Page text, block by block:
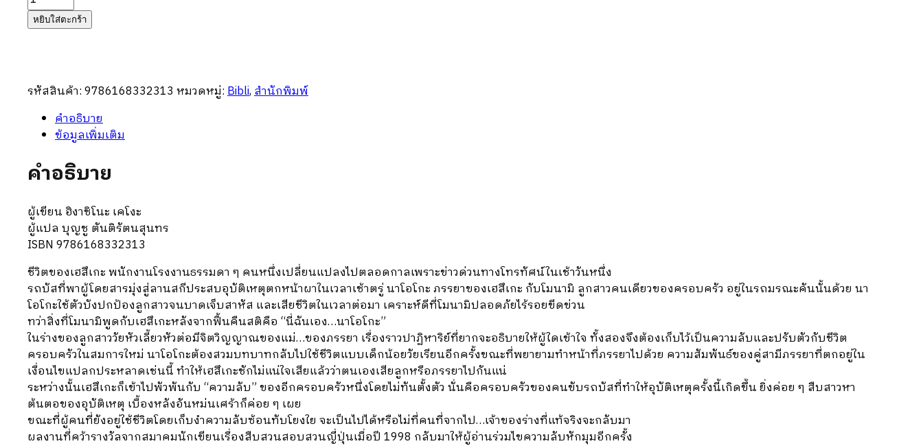
ความ
ลับ
บลิ)
ชิ้น
หยิบใส่ตะกร้า
รหัสสินค้า:9786168332313 หมวดหมู่:Bibli,สำนักพิมพ์
คำอธิบาย
ข้อมูลเพิ่มเติม
คำอธิบาย
ผู้เขียน ฮิงาชิโนะ เคโงะ
ผู้แปล บุญชู ตันติรัตนสุนทร
ISBN 9786168332313
ชีวิตของเฮสึเกะ พนักงานโรงงานธรรมดา ๆ คนหนึ่งเปลี่ยนแปลงไปตลอดกาลเพราะข่าวด่วนทางโทรทัศน์ในเช้าวันหนึ่ง
รถบัสที่พาผู้โดยสารมุ่งสู่ลานสกีประสบอุบัติเหตุตกหน้าผาในเวลาเช้าตรู่ นาโอโกะ ภรรยาของเฮสึเกะ กับโมนามิ ลูกสาวคนเดียวของครอบครัว อยู่ในรถมรณะคันนั้นด้วย นา
โอโกะใช้ตัวบังปกป้องลูกสาวจนบาดเจ็บสาหัส และเสียชีวิตในเวลาต่อมา เคราะห์ดีที่โมนามิปลอดภัยไร้รอยขีดข่วน
ทว่าสิ่งที่โมนามิพูดกับเฮสึเกะหลังจากฟื้นคืนสติคือ “นี่ฉันเอง…นาโอโกะ”
ในร่างของลูกสาววัยหัวเลี้ยวหัวต่อมีจิตวิญญาณของแม่…ของภรรยา เรื่องราวปาฏิหาริย์ที่ยากจะอธิบายให้ผู้ใดเข้าใจ ทั้งสองจึงต้องเก็บไว้เป็นความลับและปรับตัวกับชีวิต
ครอบครัวในสมการใหม่ นาโอโกะต้องสวมบทบาทกลับไปใช้ชีวิตแบบเด็กน้อยวัยเรียนอีกครั้งขณะที่พยายามทำหน้าที่ภรรยาไปด้วย ความสัมพันธ์ของคู่สามีภรรยาที่ตกอยู่ใน
เงื่อนไขแปลกประหลาดเช่นนี้ ทำให้เฮสึเกะชักไม่แน่ใจเสียแล้วว่าตนเองเสียลูกหรือภรรยาไปกันแน่
ระหว่างนั้นเฮสึเกะก็เข้าไปพัวพันกับ “ความลับ” ของอีกครอบครัวหนึ่งโดยไม่ทันตั้งตัว นั่นคือครอบครัวของคนขับรถบัสที่ทำให้อุบัติเหตุครั้งนี้เกิดขึ้น ยิ่งค่อย ๆ สืบสาวหา
ต้นตอของอุบัติเหตุ เบื้องหลังอันหม่นเศร้าก็ค่อย ๆ เผย
ขณะที่ผู้คนที่ยังอยู่ใช้ชีวิตโดยเก็บงำความลับซ้อนทับโยงใย จะเป็นไปได้หรือไม่ที่คนที่จากไป…เจ้าของร่างที่แท้จริงจะกลับมา
ผลงานที่คว้ารางวัลจากสมาคมนักเขียนเรื่องสืบสวนสอบสวนญี่่ปุ่นเมื่อปี 1998 กลับมาให้ผู้อ่านร่วมไขความลับหักมุมอีกครั้ง